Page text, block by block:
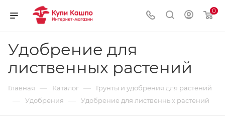
0
Удобрение для
лиственных растений
Главная — Каталог — Грунты и удобрения для растений
— Удобрения — Удобрение для лиственных растений